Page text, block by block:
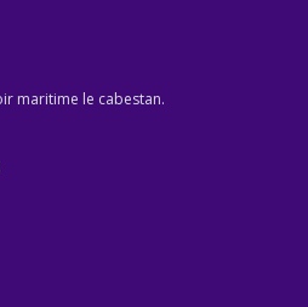
maritime le cabestan.